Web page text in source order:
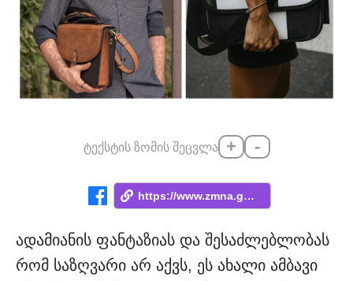
ტექსტის ზომის შეცვლა + -
https://www.zmna.ge/news/rogor-aktsia-na...
ადამიანის ფანტაზიას და შესაძლებლობას
რომ საზღვარი არ აქვს, ეს ახალი ამბავი